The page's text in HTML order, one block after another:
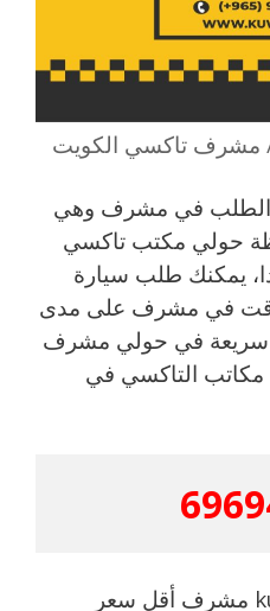
تاكسي الكويت
الطلب في مشرف وهي
حولي مكتب تاكسي
يمكنك طلب سيارة
وقت في مشرف على مدى
سريعة في حولي مشرف
مكاتب التاكسي في
ارقام تكاسي kuwait taxi مشرف أقل سعر